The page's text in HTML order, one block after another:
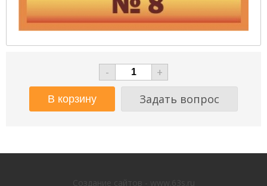
-
+
Задать вопрос
Создание сайтов - www.63s.ru